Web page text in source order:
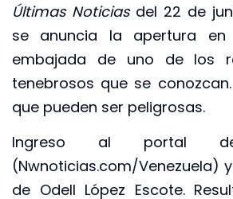
Últimas Noticiasdel 22 de
se anuncia la apertura
embajada de uno de los
tenebrosos que se
que pueden ser peligrosas.
Ingreso al portal de
(Nwnoticias.com/Venezuela)
de Odell López Escote.